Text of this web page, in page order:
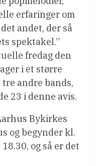
erfaringer om
andet, der så
spektakel.”
fredag den
i et større
andre bands,
23 i denne avis.
Bykirkes
og begynder kl.
og så er det